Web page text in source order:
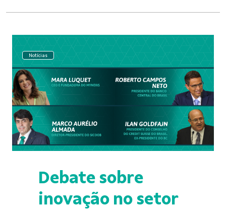
Notícias
Debate sobre
inovação no setor